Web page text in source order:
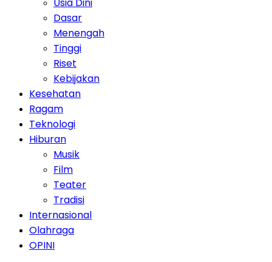
Dasar
Menengah
Tinggi
Riset
Kebijakan
Kesehatan
Ragam
Teknologi
Hiburan
Musik
Film
Teater
Tradisi
Internasional
Olahraga
OPINI